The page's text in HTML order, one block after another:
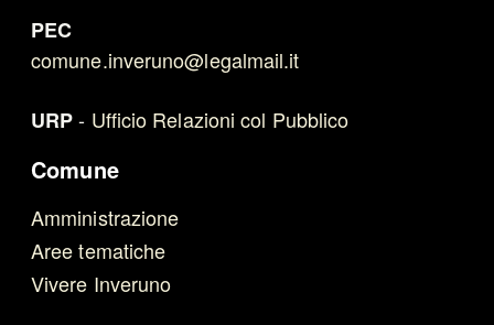
PEC
comune.inveruno@legalmail.it
URP- Ufficio Relazioni col Pubblico
Comune
Amministrazione
Aree tematiche
Vivere Inveruno